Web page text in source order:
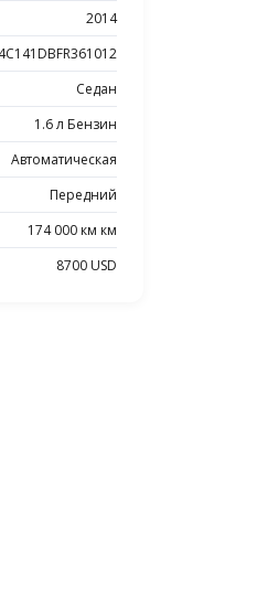
2014
Седан
1.6 л Бензин
Автоматическая
Передний
174 000 км км
8700 USD